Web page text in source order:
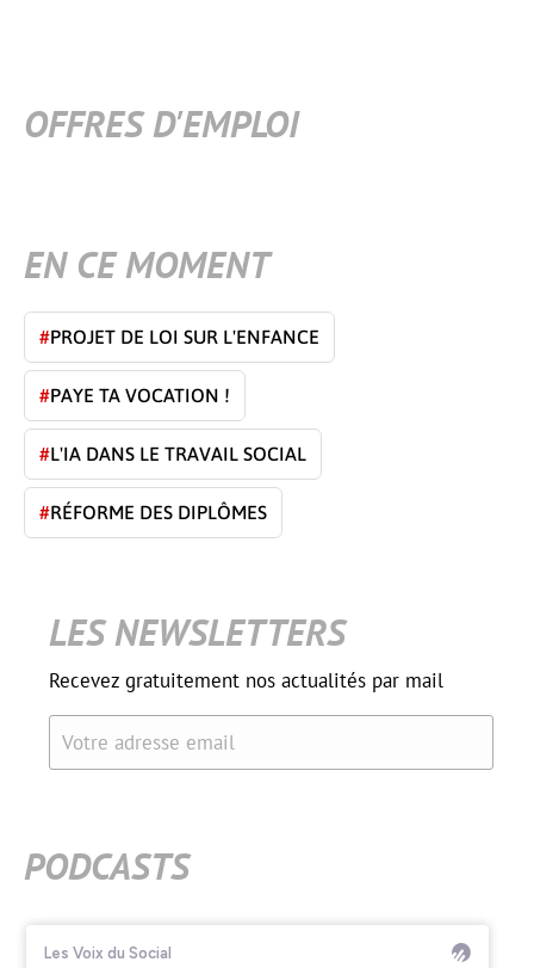
OFFRES D'EMPLOI
EN CE MOMENT
#PROJET DE LOI SUR L'ENFANCE
#PAYE TA VOCATION !
#L'IA DANS LE TRAVAIL SOCIAL
#RÉFORME DES DIPLÔMES
LES NEWSLETTERS
Recevez gratuitement nos actualités par mail
Votre adresse email
PODCASTS